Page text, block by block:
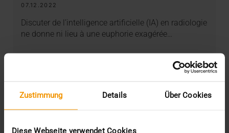
Zustimmung Details Über Cookies
07.12.2022
Discuter de l’intelligence artificielle (IA) en radiologie
ne donne ni lieu à une euphorie exagérée…